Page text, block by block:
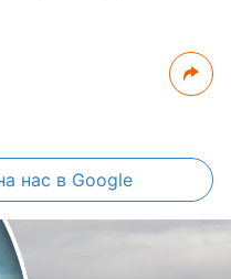
нас в Google